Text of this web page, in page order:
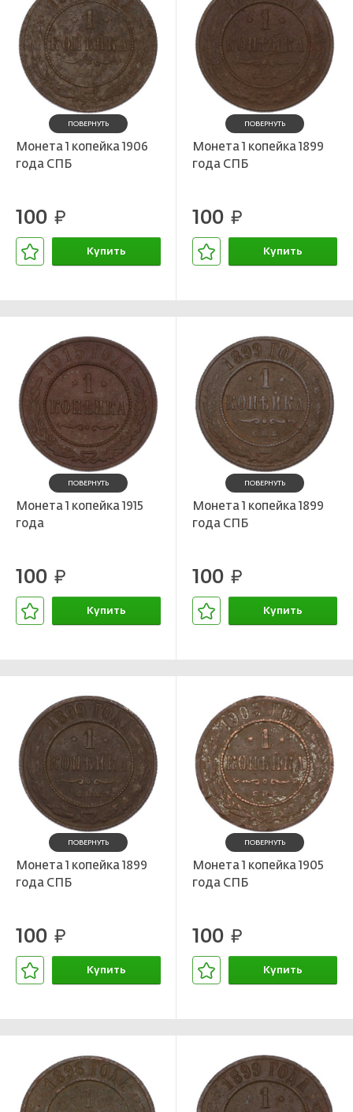
ПОВЕРНУТЬ
Монета 1 копейка 1906
года СПБ
100 руб.
Купить
ПОВЕРНУТЬ
Монета 1 копейка 1899
года СПБ
100 руб.
Купить
ПОВЕРНУТЬ
Монета 1 копейка 1915
года
100 руб.
Купить
ПОВЕРНУТЬ
Монета 1 копейка 1899
года СПБ
100 руб.
Купить
ПОВЕРНУТЬ
Монета 1 копейка 1899
года СПБ
100 руб.
Купить
ПОВЕРНУТЬ
Монета 1 копейка 1905
года СПБ
100 руб.
Купить